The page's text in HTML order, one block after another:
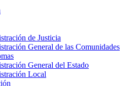
de Justicia
General de las Comunidades
General del Estado
Local